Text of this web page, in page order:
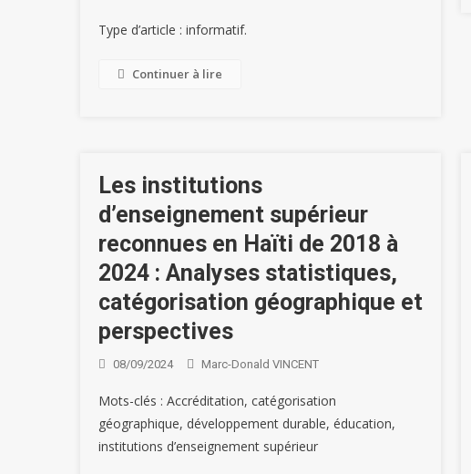
Type d’article : informatif.
Continuer à lire
Les institutions
d’enseignement supérieur
reconnues en Haïti de 2018 à
2024 : Analyses statistiques,
catégorisation géographique et
perspectives
08/09/2024 Marc-Donald VINCENT
Mots-clés : Accréditation, catégorisation
géographique, développement durable, éducation,
institutions d’enseignement supérieur